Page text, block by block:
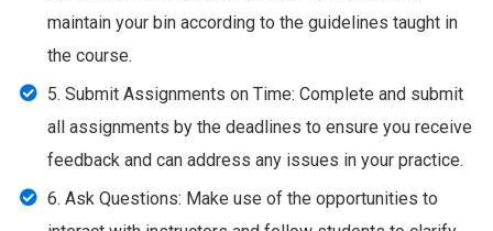
maintain your bin according to the guidelines taught in
the course.
5. Submit Assignments on Time: Complete and submit
all assignments by the deadlines to ensure you receive
feedback and can address any issues in your practice.
6. Ask Questions: Make use of the opportunities to